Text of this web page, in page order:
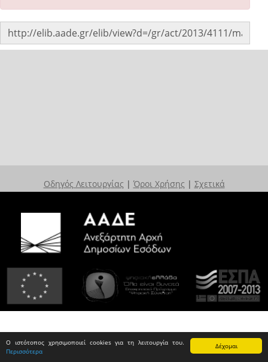
Δέχομαι
Ο ιστότοπος χρησιμοποιεί cookies για τη λειτουργία του.
Περισσότερα
Οδηγός Λειτουργίας | Όροι Χρήσης | Σχετικά